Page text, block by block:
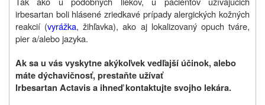
irbesartan boli hlásené zriedkavé prípady alergických kožných
reakcií (vyrážka, žihľavka), ako aj lokalizovaný opuch tváre,
pier a/alebo jazyka.
Ak sa u vás vyskytne akýkoľvek vedľajší účinok, alebo
máte dýchavičnosť, prestaňte užívať
Irbesartan Actavis a ihneď kontaktujte svojho lekára.